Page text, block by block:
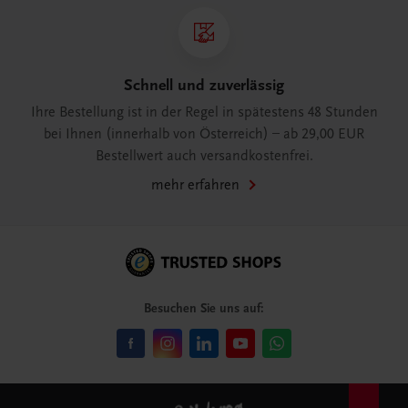
Schnell und zuverlässig
Ihre Bestellung ist in der Regel in spätestens 48 Stunden
bei Ihnen (innerhalb von Österreich) – ab 29,00 EUR
Bestellwert auch versandkostenfrei.
mehr erfahren
Besuchen Sie uns auf: